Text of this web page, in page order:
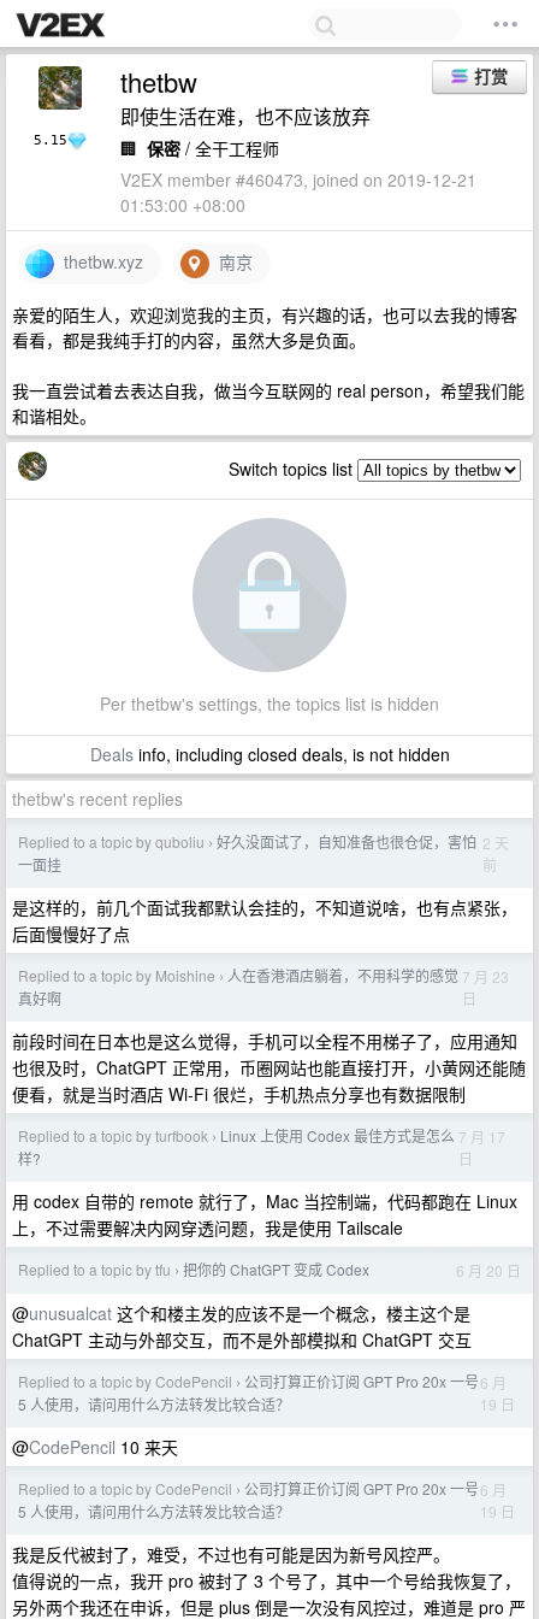
5.15
打赏
thetbw
即使生活在难，也不应该放弃
🏢 保密 / 全干工程师
V2EX member #460473, joined on 2019-12-21
01:53:00 +08:00
thetbw.xyz 南京
亲爱的陌生人，欢迎浏览我的主页，有兴趣的话，也可以去我的博客
看看，都是我纯手打的内容，虽然大多是负面。
我一直尝试着去表达自我，做当今互联网的 real person，希望我们能
和谐相处。
Switch topics list
Per thetbw's settings, the topics list is hidden
Dealsinfo, including closed deals, is not hidden
thetbw's recent replies
Replied to a topic by quboliu › 好久没面试了，自知准备也很仓促，害怕
一面挂
2 天
前
是这样的，前几个面试我都默认会挂的，不知道说啥，也有点紧张，
后面慢慢好了点
Replied to a topic by Moishine › 人在香港酒店躺着，不用科学的感觉
真好啊
7 月 23
日
前段时间在日本也是这么觉得，手机可以全程不用梯子了，应用通知
也很及时，ChatGPT 正常用，币圈网站也能直接打开，小黄网还能随
便看，就是当时酒店 Wi-Fi 很烂，手机热点分享也有数据限制
Replied to a topic by turfbook › Linux 上使用 Codex 最佳方式是怎么
样?
7 月 17
日
用 codex 自带的 remote 就行了，Mac 当控制端，代码都跑在 Linux
上，不过需要解决内网穿透问题，我是使用 Tailscale
Replied to a topic by tfu › 把你的 ChatGPT 变成 Codex 6 月 20 日
@unusualcat 这个和楼主发的应该不是一个概念，楼主这个是
ChatGPT 主动与外部交互，而不是外部模拟和 ChatGPT 交互
Replied to a topic by CodePencil › 公司打算正价订阅 GPT Pro 20x 一号
5 人使用，请问用什么方法转发比较合适？
6 月
19 日
@CodePencil 10 来天
Replied to a topic by CodePencil › 公司打算正价订阅 GPT Pro 20x 一号
5 人使用，请问用什么方法转发比较合适？
6 月
19 日
我是反代被封了，难受，不过也有可能是因为新号风控严。
值得说的一点，我开 pro 被封了 3 个号了，其中一个号给我恢复了，
另外两个我还在申诉，但是 plus 倒是一次没有风控过，难道是 pro 严